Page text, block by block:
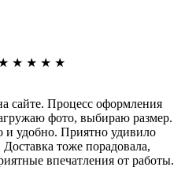
★ ★ ★ ★
сайте. Процесс оформления
фото, выбираю размер.
и удобно. Приятно удивило
Доставка тоже порадовала,
впечатления от работы.